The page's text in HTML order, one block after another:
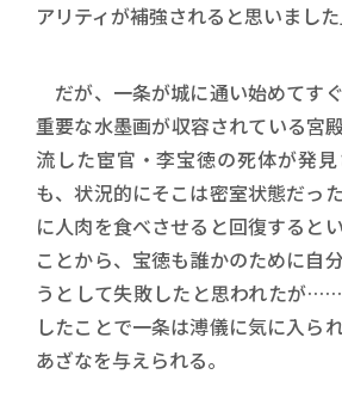
アリティが補強されると思いました
だが、一条が城に通い始めてす
重要な水墨画が収容されている宮
流した宦官・李宝徳の死体が発
も、状況的にそこは密室状態だっ
に人肉を食べさせると回復すると
ことから、宝徳も誰かのために自
うとして失敗したと思われたが
したことで一条は溥儀に気に入ら
あざなを与えられる。